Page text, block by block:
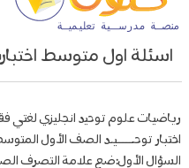
اسئلة اول متوسط
رياضيات علوم توحيد انجليزي لغتي
اختبار توحـــــيـد الصف الأول
السؤال الأول:ضع علامة التصرف